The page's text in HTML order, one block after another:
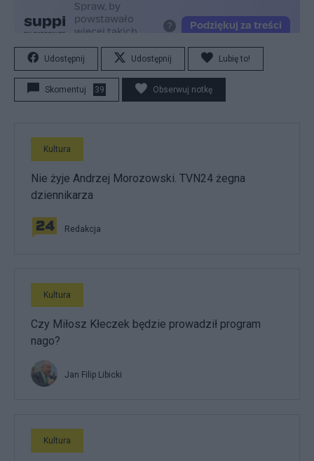
Udostępnij Udostępnij Lubię to!
Skomentuj 39 Obserwuj notkę
Kultura
Nie żyje Andrzej Morozowski. TVN24 żegna
dziennikarza
Redakcja
Kultura
Czy Miłosz Kłeczek będzie prowadził program
nago?
Jan Filip Libicki
Kultura